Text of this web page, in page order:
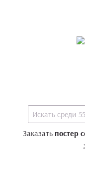
Заказать постер